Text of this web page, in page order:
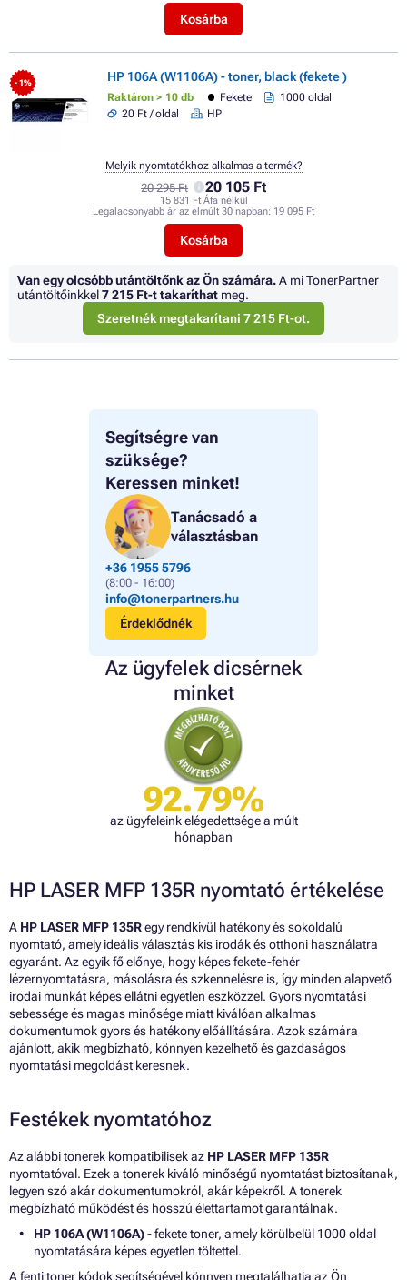
Segítségre van
szüksége?
Keressen minket!
Tanácsadó a
választásban
+36 1955 5796
(8:00 - 16:00)
info@tonerpartners.hu
Érdeklődnék
Az ügyfelek dicsérnek
minket
92.79%
az ügyfeleink elégedettsége a múlt
hónapban
Kosárba
- 1% HP 106A (W1106A) - toner, black (fekete )
Raktáron > 10 db Fekete
1000 oldal
20 Ft / oldal
HP
20 295 Ft 20 105 Ft
15 831 Ft Áfa nélkül
Legalacsonyabb ár az elmúlt 30 napban: 19 095 Ft
Kosárba
Melyik nyomtatókhoz alkalmas a termék?
Van egy olcsóbb utántöltőnk az Ön számára.A mi TonerPartner
utántöltőinkkel7 215 Ft-t takaríthat meg.
Szeretnék megtakarítani 7 215 Ft-ot.
HP LASER MFP 135R nyomtató értékelése
A HP LASER MFP 135Regy rendkívül hatékony és sokoldalú
nyomtató, amely ideális választás kis irodák és otthoni használatra
egyaránt. Az egyik fő előnye, hogy képes fekete-fehér
lézernyomtatásra, másolásra és szkennelésre is, így minden alapvető
irodai munkát képes ellátni egyetlen eszközzel. Gyors nyomtatási
sebessége és magas minősége miatt kiválóan alkalmas
dokumentumok gyors és hatékony előállítására. Azok számára
ajánlott, akik megbízható, könnyen kezelhető és gazdaságos
nyomtatási megoldást keresnek.
Festékek nyomtatóhoz
Az alábbi tonerek kompatibilisek az HP LASER MFP 135R
nyomtatóval. Ezek a tonerek kiváló minőségű nyomtatást biztosítanak,
legyen szó akár dokumentumokról, akár képekről. A tonerek
megbízható működést és hosszú élettartamot garantálnak.
HP 106A (W1106A)- fekete toner, amely körülbelül 1000 oldal
nyomtatására képes egyetlen töltettel.
A fenti toner kódok segítségével könnyen megtalálhatja az Ön